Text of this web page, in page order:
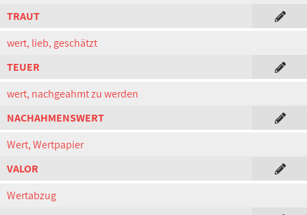
TRAUT
wert, lieb, geschätzt
TEUER
wert, nachgeahmt zu werden
NACHAHMENSWERT
Wert, Wertpapier
VALOR
Wertabzug